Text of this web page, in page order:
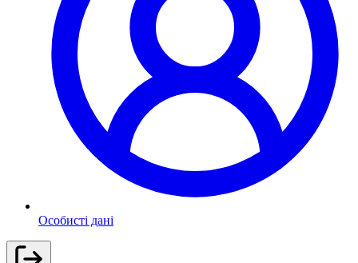
Особисті дані